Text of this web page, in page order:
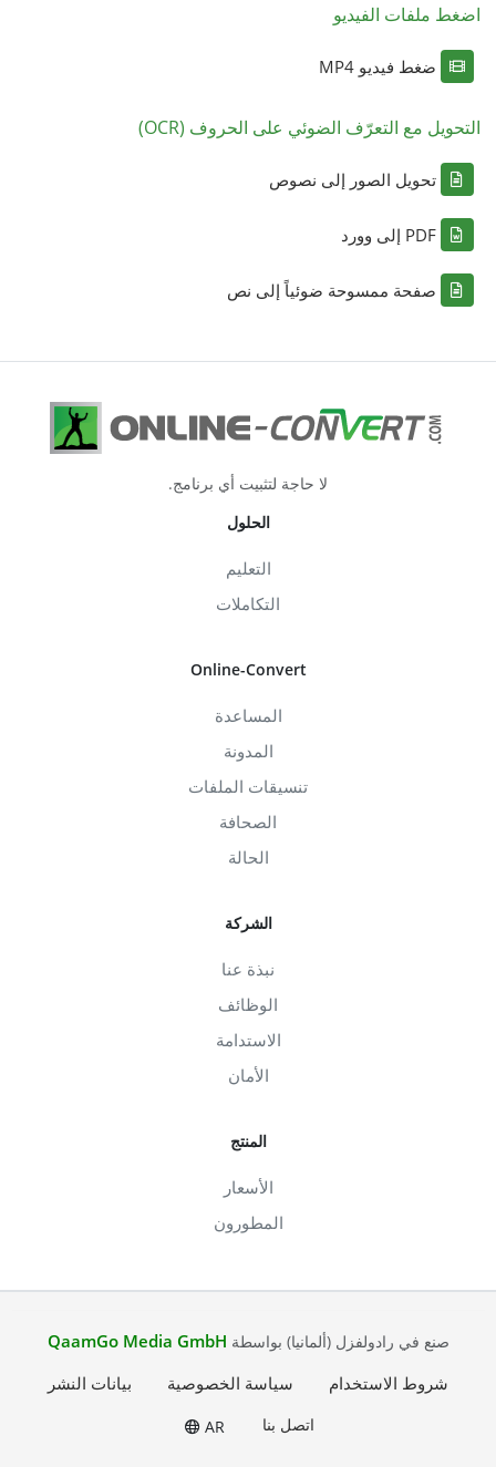
اضغط ملفات الفيديو
ضغط فيديو MP4
التحويل مع التعرّف الضوئي على الحروف (OCR)
تحويل الصور إلى نصوص
PDF إلى وورد
صفحة ممسوحة ضوئياً إلى نص
لا حاجة لتثبيت أي برنامج.
الحلول
التعليم
التكاملات
Online-Convert
المساعدة
المدونة
تنسيقات الملفات
الصحافة
الحالة
الشركة
نبذة عنا
الوظائف
الاستدامة
الأمان
المنتج
الأسعار
المطورون
صنع في رادولفزل (ألمانيا) بواسطة QaamGo Media GmbH
شروط الاستخدام
سياسة الخصوصية بيانات النشر
اتصل بنا AR